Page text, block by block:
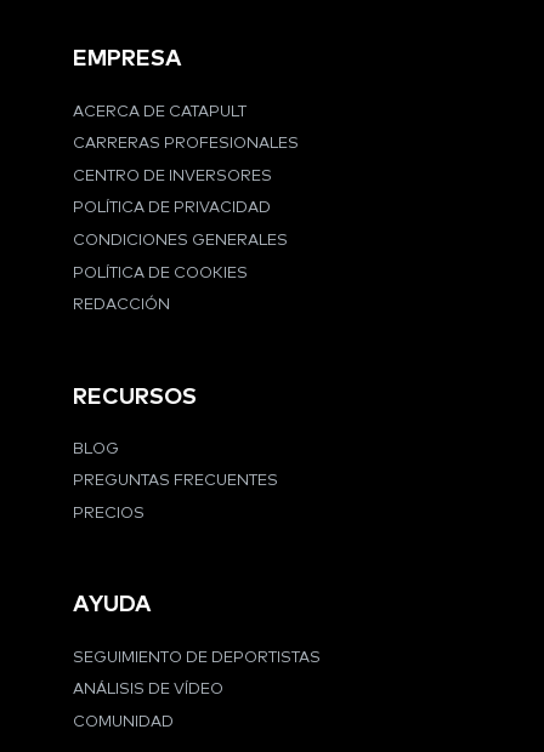
EMPRESA
ACERCA DE CATAPULT
CARRERAS PROFESIONALES
CENTRO DE INVERSORES
POLÍTICA DE PRIVACIDAD
CONDICIONES GENERALES
POLÍTICA DE COOKIES
REDACCIÓN
RECURSOS
BLOG
PREGUNTAS FRECUENTES
PRECIOS
AYUDA
SEGUIMIENTO DE DEPORTISTAS
ANÁLISIS DE VÍDEO
COMUNIDAD